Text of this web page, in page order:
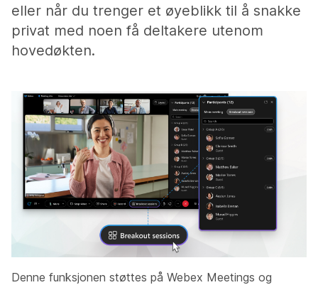
eller når du trenger et øyeblikk til å snakke
privat med noen få deltakere utenom
hovedøkten.
Denne funksjonen støttes på Webex Meetings og